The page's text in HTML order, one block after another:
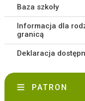
Baza szkoły
Informacja dla
granicą
Deklaracja
PATRON